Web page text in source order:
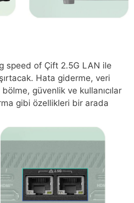
speed of Çift 2.5G LAN ile
Hata giderme, veri
bölme, güvenlik ve kullanıcılar
gibi özellikleri bir arada